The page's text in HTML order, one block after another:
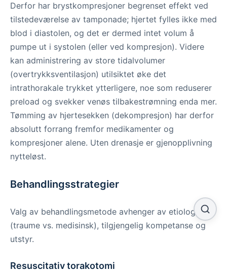
Derfor har brystkompresjoner begrenset effekt ved
tilstedeværelse av tamponade; hjertet fylles ikke med
blod i diastolen, og det er dermed intet volum å
pumpe ut i systolen (eller ved kompresjon). Videre
kan administrering av store tidalvolumer
(overtrykksventilasjon) utilsiktet øke det
intrathorakale trykket ytterligere, noe som reduserer
preload og svekker venøs tilbakestrømning enda mer.
Tømming av hjertesekken (dekompresjon) har derfor
absolutt forrang fremfor medikamenter og
kompresjoner alene. Uten drenasje er gjenopplivning
nytteløst.
Behandlingsstrategier
Valg av behandlingsmetode avhenger av etiologi
(traume vs. medisinsk), tilgjengelig kompetanse og
utstyr.
Resuscitativ torakotomi